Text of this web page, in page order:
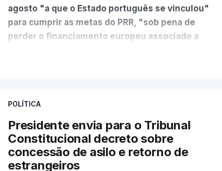
agosto "a que o Estado português se vinculou"
para cumprir as metas do PRR, "sob pena de
perder o financiamento europeu associado a
sistema mais simples, mais justo e transparente".
"Sempre que seja possível reduzir burocracias,
eliminar sobreposições e garantir que os apoios
chegam a quem mais necessita, estaremos a dar
POLÍTICA
Presidente envia para o Tribunal
Constitucional decreto sobre
concessão de asilo e retorno de
estrangeiros